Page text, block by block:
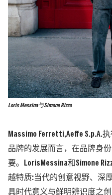
Loris Messina与Simone Rizzo
Massimo Ferretti,Aeffe S.p.A.
品牌的发展而言，在品牌身
要。LorisMessina和Simone
越特质:当代的创意视野、深
具时代意义与鲜明辨识度之